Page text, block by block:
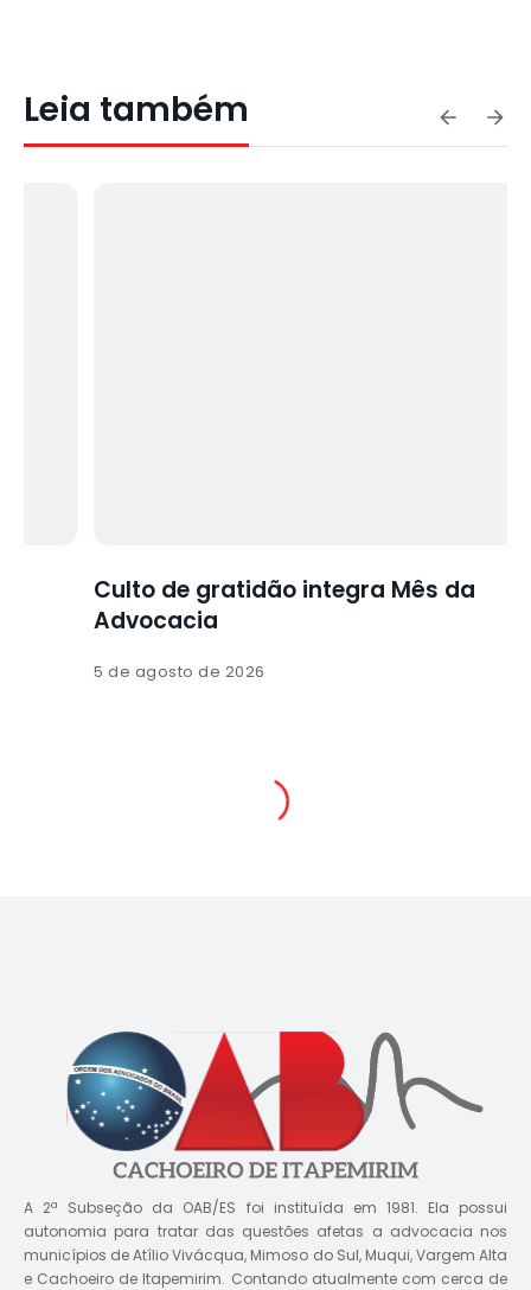
Leia também
Culto de gratidão integra Mês da
Advocacia
5 de agosto de 2026
A 2ª Subseção da OAB/ES foi instituída em 1981. Ela possui
autonomia para tratar das questões afetas a advocacia nos
municípios de Atílio Vivácqua, Mimoso do Sul, Muqui, Vargem Alta
e Cachoeiro de Itapemirim. Contando atualmente com cerca de